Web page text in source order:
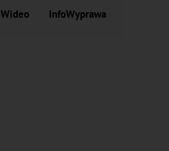
Wideo InfoWyprawa